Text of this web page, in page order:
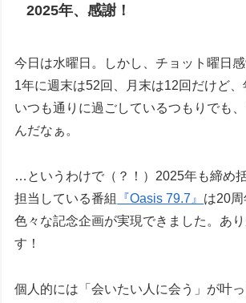
2025年、感謝！
今日は水曜日。しかし、チョット曜日感
1年に週末は52回、月末は12回だけど、
いつも通りに過ごしているつもりでも
んだなぁ。
…というわけで（？！）2025年も締め括
担当している番組
『Oasis 79.7』 は20周
色々な記念企画が実現できました。あ
す！
個人的には「会いたい人に会う」が叶